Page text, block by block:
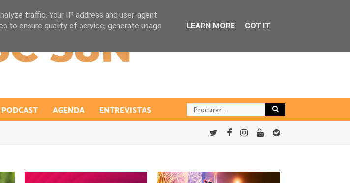
PODCAST AGENDA ENTREVISTAS
traffic. Your IP address and user-agent
to ensure quality of service, generate usage
LEARN MORE GOT IT